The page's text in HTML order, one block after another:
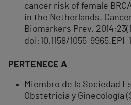
cancer risk of female
in the Netherlands.
Biomarkers Prev.
doi:10.1158/1055-9965.EPI-
PERTENECE A
Miembro de la Sociedad
Obstetricia y Ginecología